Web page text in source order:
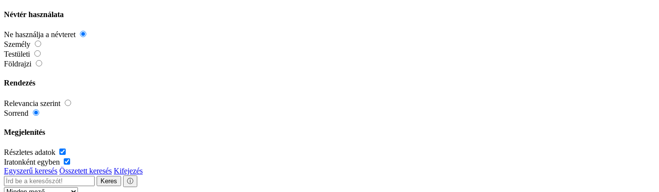
Névtér használata
Ne használja a névteret
Személy
Testületi
Földrajzi
Rendezés
Relevancia szerint
Sorrend
Megjelenítés
Részletes adatok
Iratonként egyben
Egyszerű keresés Összetett keresés Kifejezés
Keres ⓘ